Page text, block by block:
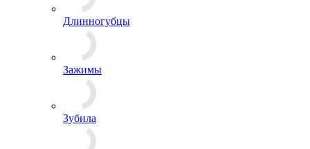
Длинногубцы
Зажимы
Зубила